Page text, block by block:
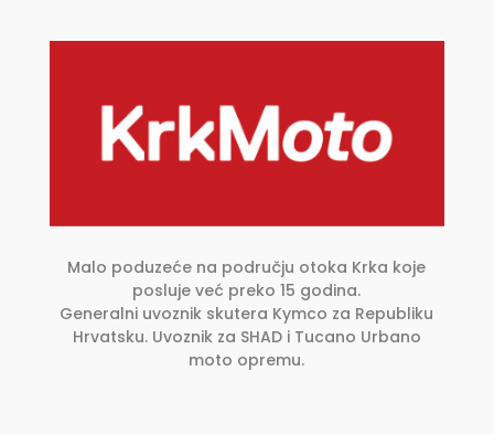
mogu
proizvoda
Malo poduzeće na području otoka Krka koje
posluje već preko 15 godina.
Generalni uvoznik skutera Kymco za Republiku
Hrvatsku. Uvoznik za SHAD i Tucano Urbano
moto opremu.